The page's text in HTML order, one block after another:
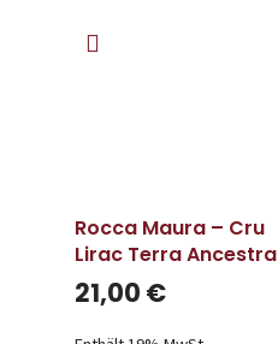
Rocca Maura – Cru
Lirac Terra Ancestra
21,00 €